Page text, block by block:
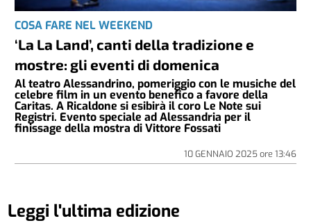
COSA FARE NEL WEEKEND
‘La La Land’, canti della tradizione e
mostre: gli eventi di domenica
Al teatro Alessandrino, pomeriggio con le musiche del
celebre film in un evento benefico a favore della
Caritas. A Ricaldone si esibirà il coro Le Note sui
Registri. Evento speciale ad Alessandria per il
finissage della mostra di Vittore Fossati
10 GENNAIO 2025ore 13:46
Leggi l'ultima edizione